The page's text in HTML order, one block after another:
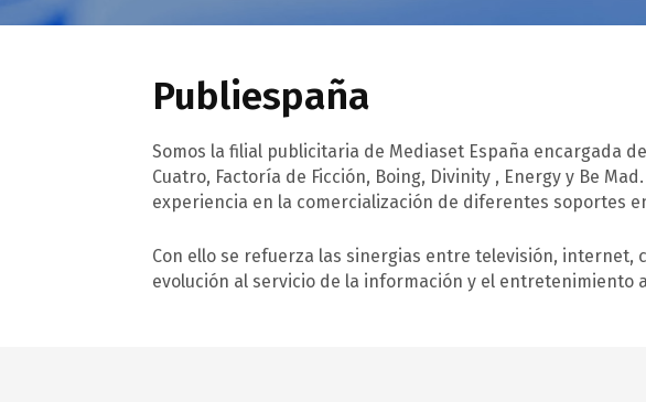
Publiespaña
Somos la filial publicitaria de Mediaset España encargada
Cuatro, Factoría de Ficción, Boing, Divinity , Energy y Be
experiencia en la comercialización de diferentes soportes
Con ello se refuerza las sinergias entre televisión,
evolución al servicio de la información y el entretenimiento